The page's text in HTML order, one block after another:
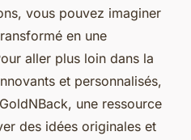
vous pouvez imaginer
en une
aller plus loin dans la
et personnalisés,
une ressource
des idées originales et